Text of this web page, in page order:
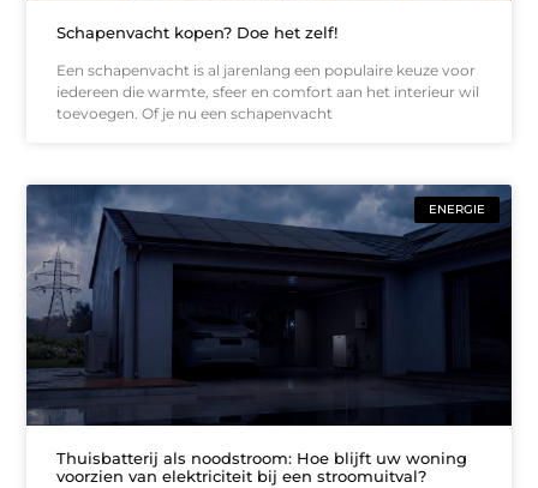
Schapenvacht kopen? Doe het zelf!
Een schapenvacht is al jarenlang een populaire keuze voor
iedereen die warmte, sfeer en comfort aan het interieur wil
toevoegen. Of je nu een schapenvacht
ENERGIE
Thuisbatterij als noodstroom: Hoe blijft uw woning
voorzien van elektriciteit bij een stroomuitval?